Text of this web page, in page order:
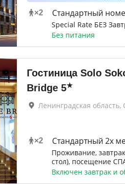
×2 Стандартный
Special Rate БЕЗ
Без питания
Гостиница Solo
Bridge 5★
Ленинградская область,
×2 Стандартный 2х
Проживание,
стол), посещение
Включен завтрак и